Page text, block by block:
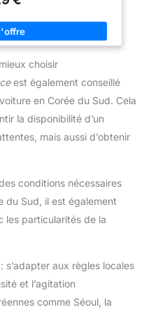
Dimensions intérieures :
étroit ouvert sur le dessus
213319 protection et
choisir
est également conseillé
en Corée du Sud. Cela
la disponibilité d’un
mais aussi d’obtenir
conditions nécessaires
du Sud, il est également
les particularités de la
s’adapter aux règles locales
et l’agitation
comme Séoul, la